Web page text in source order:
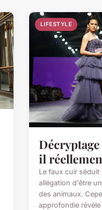
LIFESTYLE
il
Le faux cuir
allégation d'être
des animaux.
approfondie révèle